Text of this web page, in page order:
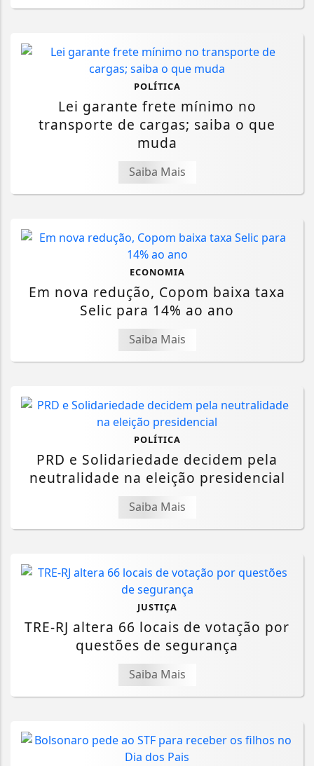
POLÍTICA
Lei garante frete mínimo no
transporte de cargas; saiba o que
muda
Saiba Mais
ECONOMIA
Em nova redução, Copom baixa taxa
Selic para 14% ao ano
Saiba Mais
POLÍTICA
PRD e Solidariedade decidem pela
neutralidade na eleição presidencial
Saiba Mais
JUSTIÇA
TRE-RJ altera 66 locais de votação por
questões de segurança
Saiba Mais